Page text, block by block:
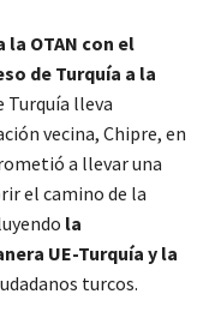
la OTAN con el
de Turquía a la
Turquía lleva
vecina, Chipre, en
a llevar una
el camino de la
la
UE-Turquía y la
turcos.